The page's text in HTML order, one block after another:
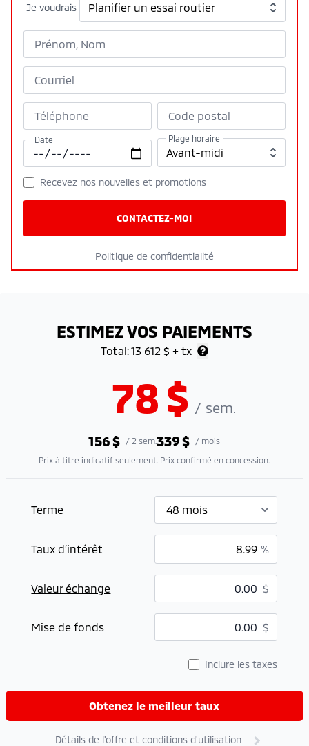
Je voudrais
Prénom, Nom
Courriel
Téléphone Code postal
Date Plage horaire
Recevez nos nouvelles et promotions
CONTACTEZ-MOI
Politique de confidentialité
ESTIMEZ VOS PAIEMENTS
Total:13 612 $ + tx
78$ / sem.
156$ / 2 sem.339$ / mois
Prix à titre indicatif seulement. Prix confirmé en concession.
Terme
Taux d’intérêt %
Valeur échange $ $
Mise de fonds $
Inclure les taxes
Obtenez le meilleur taux
Détails de l'offre et conditions d'utilisation